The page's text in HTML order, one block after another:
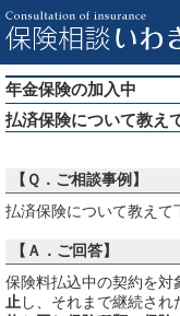
年金保険の加入中
払済保険について教え
【Ｑ．ご相談事例】
払済保険について教えて
【Ａ．ご回答】
保険料払込中の契約を対
止し、それまで継続され